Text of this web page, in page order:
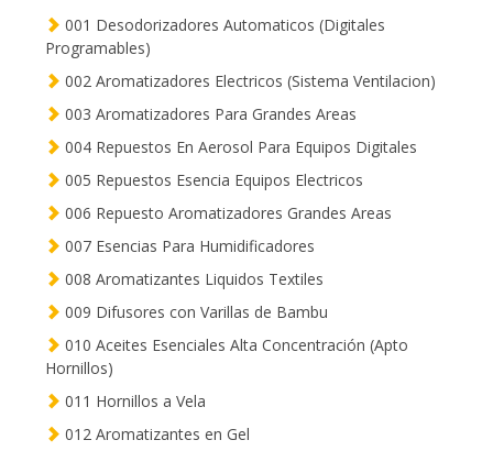
001 Desodorizadores Automaticos (Digitales
Programables)
002 Aromatizadores Electricos (Sistema Ventilacion)
003 Aromatizadores Para Grandes Areas
004 Repuestos En Aerosol Para Equipos Digitales
005 Repuestos Esencia Equipos Electricos
006 Repuesto Aromatizadores Grandes Areas
007 Esencias Para Humidificadores
008 Aromatizantes Liquidos Textiles
009 Difusores con Varillas de Bambu
010 Aceites Esenciales Alta Concentración (Apto
Hornillos)
011 Hornillos a Vela
012 Aromatizantes en Gel